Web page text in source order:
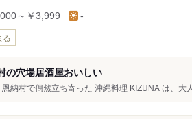
～￥3,999 -
る
の穴場居酒屋おいしい
納村で偶然立ち寄った 沖縄料理 KIZUNA は、大